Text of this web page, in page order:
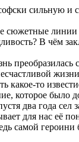
сильную
сюжетные
В чём
преобразилась
какое-то
которое было
два года сел
для нас её
самой героини